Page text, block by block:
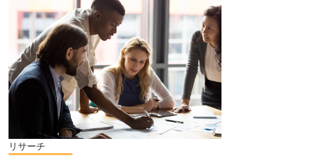
リサーチ